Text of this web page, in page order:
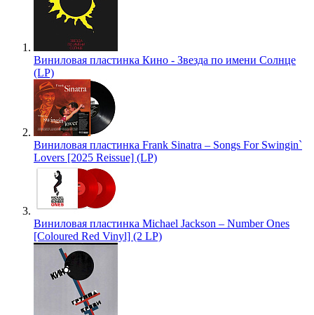
Виниловая пластинка Кино - Звезда по имени Солнце
(LP)
Виниловая пластинка Frank Sinatra – Songs For Swingin`
Lovers [2025 Reissue] (LP)
Виниловая пластинка Michael Jackson – Number Ones
[Coloured Red Vinyl] (2 LP)